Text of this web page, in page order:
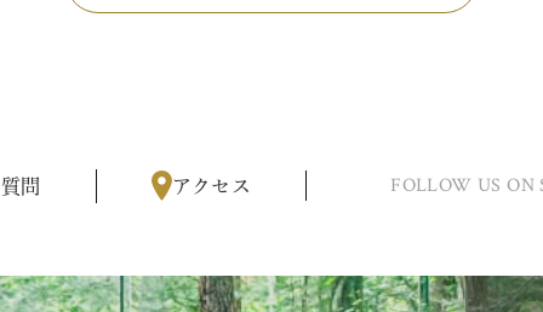
問 アクセス FOLLOW US ON